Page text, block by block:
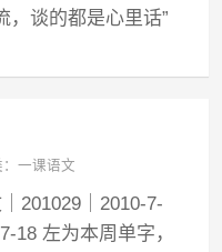
，谈的都是心里话”
：一课语文
201029｜2010-7-
18 左为本周单字，